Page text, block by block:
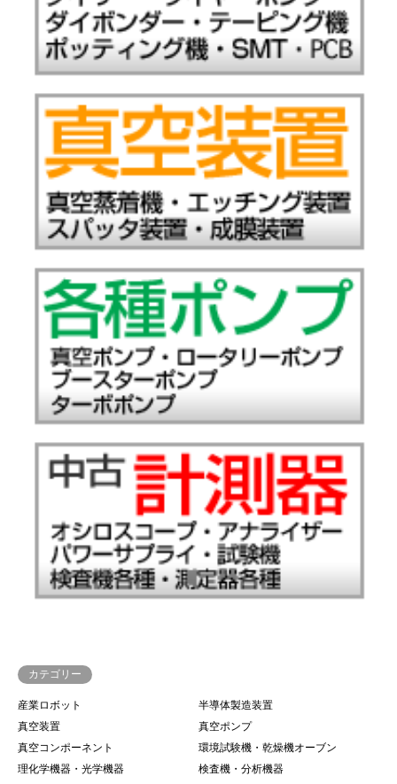
カテゴリー
産業ロボット
半導体製造装置
真空装置
真空ポンプ
真空コンポーネント
環境試験機・乾燥機オーブン
理化学機器・光学機器
検査機・分析機器